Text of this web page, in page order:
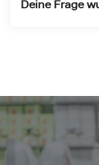
Deine Frage